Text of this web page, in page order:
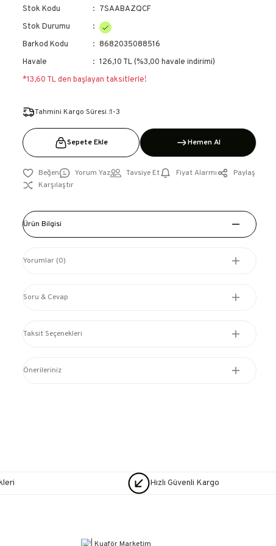
Stok Kodu
7SAABAZQCF
Stok Durumu
Barkod Kodu
8682035088516
Havale
126,10 TL (%3,00 havale indirimi)
*13,60 TL den başlayan taksitlerle!
Tahmini Kargo Süresi :1-3
Sepete Ekle Hemen Al
Yorum Yaz Tavsiye Et Fiyat Alarmı
Paylaş
Karşılaştır
Ürün Bilgisi
Yorumlar (0)
Soru & Cevap
Taksit Seçenekleri
Önerileriniz
Hızlı Güvenli Kargo